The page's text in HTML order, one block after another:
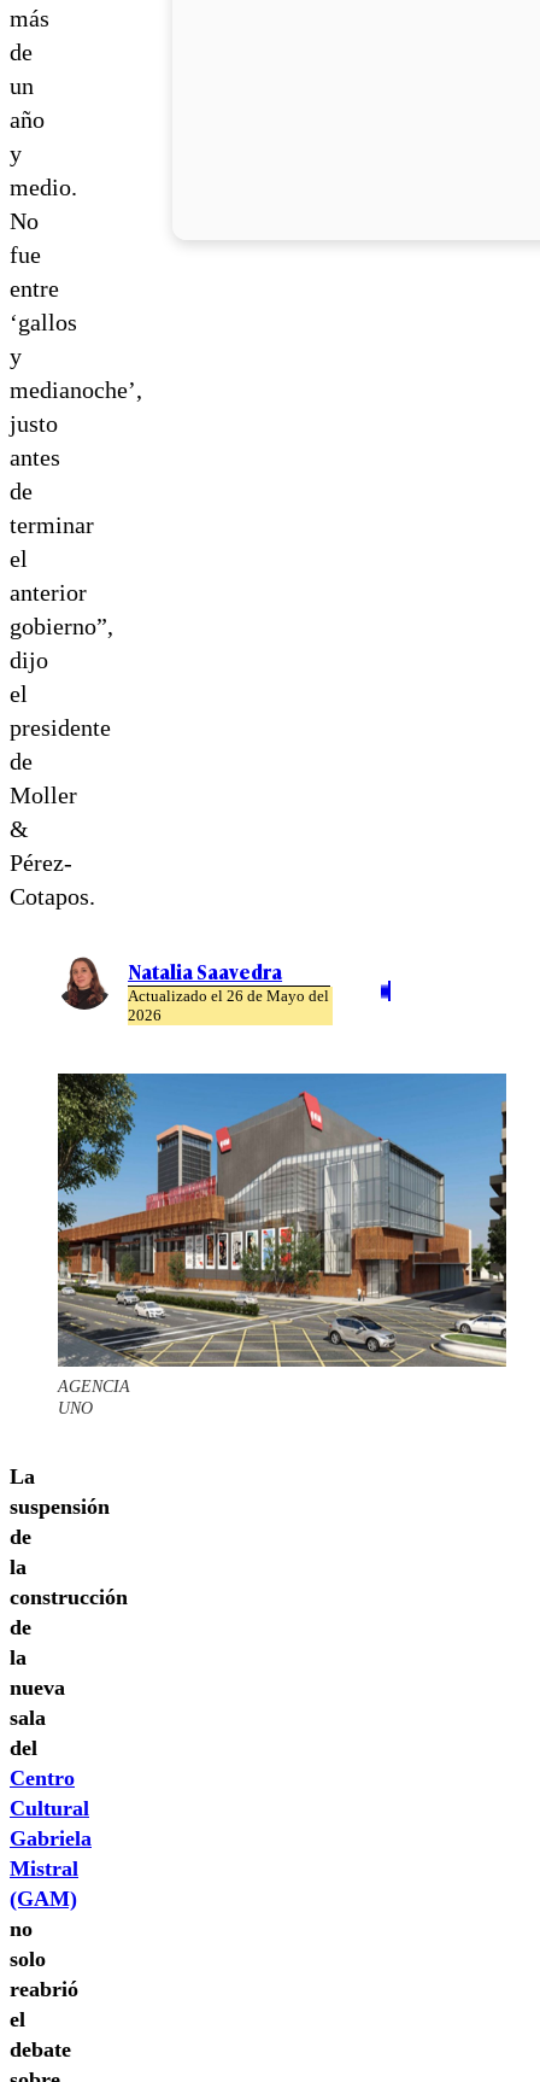
más
de
un
año
y
medio.
No
fue
entre
‘gallos
y
medianoche’,
justo
antes
de
terminar
el
anterior
gobierno”,
dijo
el
presidente
de
Moller
&
Pérez-
Cotapos.
Natalia Saavedra
Actualizado el 26 de Mayo del
2026
AGENCIA
UNO
La
suspensión
de
la
construcción
de
la
nueva
sala
del
Centro
Cultural
Gabriela
Mistral
(GAM)
no
solo
reabrió
el
debate